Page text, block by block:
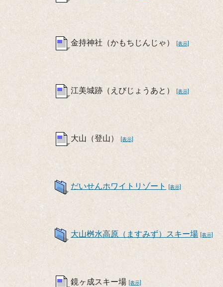
金持神社（かもちじんじゃ） [表示]
江美城跡（えびじょうあと） [表示]
大山（登山） [表示]
だいせんホワイトリゾート [表示]
大山桝水高原（ますみず）スキー場 [表示]
鏡ヶ成スキー場 [表示]